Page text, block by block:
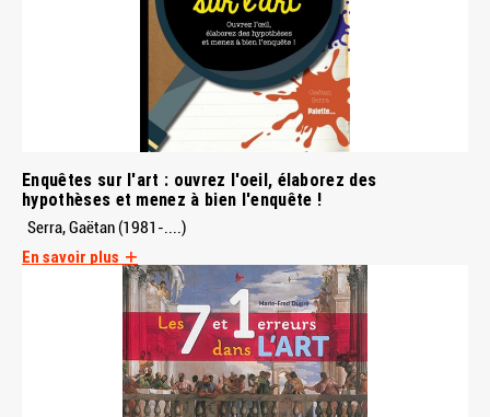
Enquêtes sur l'art : ouvrez l'oeil, élaborez des
hypothèses et menez à bien l'enquête !
Serra, Gaëtan (1981-....)
En savoir plus